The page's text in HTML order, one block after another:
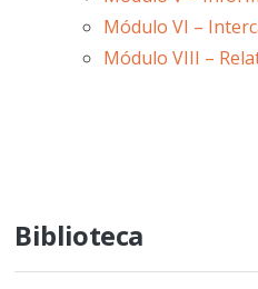
Módulo VI –
Módulo VIII –
Biblioteca